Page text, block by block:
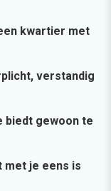
kwartier met
verstandig
biedt gewoon te
met je eens is